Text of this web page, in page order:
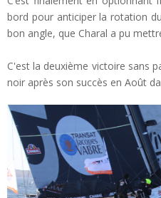
bord pour anticiper la rotation
bon angle, que Charal a pu
C'est la deuxième victoire sans
noir après son succès en Août